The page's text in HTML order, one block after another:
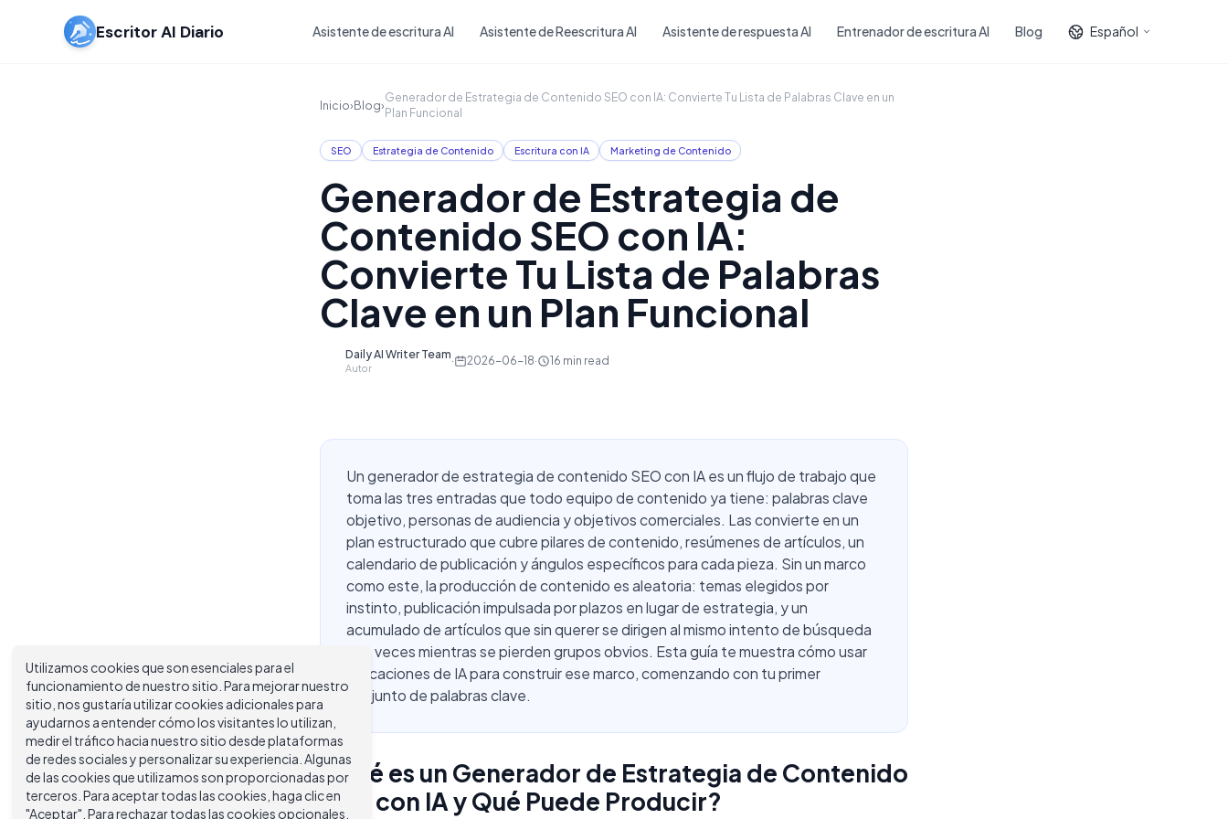
Escritor AI Diario Asistente de escritura AI Asistente de Reescritura AI Asistente de respuesta AI Entrenador de escritura AI Blog Español
Inicio›Blog›
Generador de Estrategia de Contenido SEO con IA: Convierte Tu Lista de Palabras Clave en un
Plan Funcional
SEO Estrategia de Contenido Escritura con IA Marketing de Contenido
Generador de Estrategia de
Contenido SEO con IA:
Convierte Tu Lista de Palabras
Clave en un Plan Funcional
Daily AI Writer Team
Autor
· 2026-06-18· 16 min read
Un generador de estrategia de contenido SEO con IA es un flujo de trabajo que
toma las tres entradas que todo equipo de contenido ya tiene: palabras clave
objetivo, personas de audiencia y objetivos comerciales. Las convierte en un
plan estructurado que cubre pilares de contenido, resúmenes de artículos, un
calendario de publicación y ángulos específicos para cada pieza. Sin un marco
como este, la producción de contenido es aleatoria: temas elegidos por
instinto, publicación impulsada por plazos en lugar de estrategia, y un
acumulado de artículos que sin querer se dirigen al mismo intento de búsqueda
dos veces mientras se pierden grupos obvios. Esta guía te muestra cómo usar
indicaciones de IA para construir ese marco, comenzando con tu primer
conjunto de palabras clave.
¿Qué es un Generador de Estrategia de Contenido
SEO con IA y Qué Puede Producir?
Utilizamos cookies que son esenciales para el
funcionamiento de nuestro sitio. Para mejorar nuestro
sitio, nos gustaría utilizar cookies adicionales para
ayudarnos a entender cómo los visitantes lo utilizan,
medir el tráfico hacia nuestro sitio desde plataformas
de redes sociales y personalizar su experiencia. Algunas
de las cookies que utilizamos son proporcionadas por
terceros. Para aceptar todas las cookies, haga clic en
"Aceptar". Para rechazar todas las cookies opcionales,